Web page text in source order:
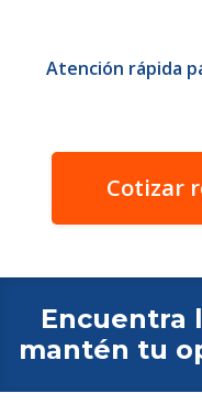
Atención rápida
Cotizar
Encuentra
mantén tu